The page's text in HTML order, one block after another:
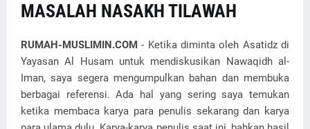
MASALAH NASAKH TILAWAH
RUMAH-MUSLIMIN.COM - Ketika diminta oleh Asatidz di
Yayasan Al Husam untuk mendiskusikan Nawaqidh al-
Iman, saya segera mengumpulkan bahan dan membuka
berbagai referensi. Ada hal yang sering saya temukan
ketika membaca karya para penulis sekarang dan karya